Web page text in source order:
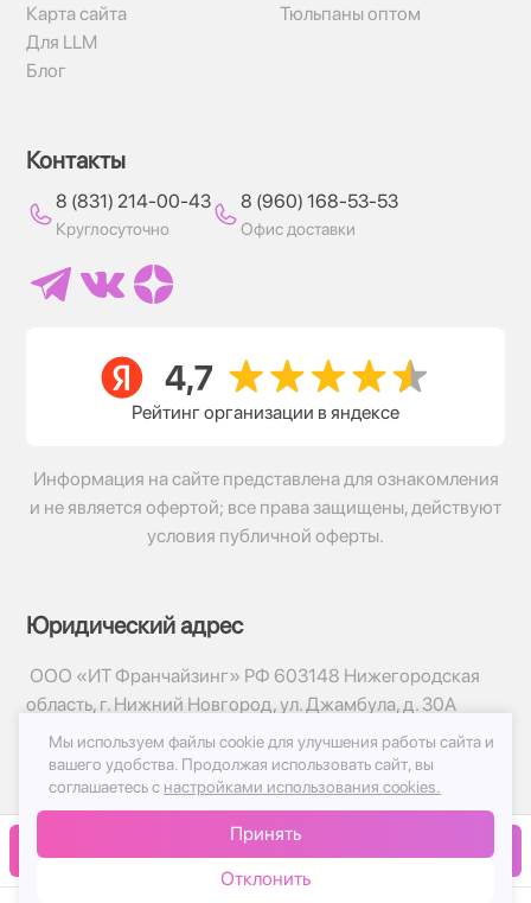
В корзину
Карта сайта
Для LLM
Блог
Тюльпаны оптом
Контакты
8 (831) 214-00-43
Круглосуточно
8 (960) 168-53-53
Офис доставки
Рейтинг организации в яндексе
Информация на сайте представлена для ознакомления
и не является офертой; все права защищены, действуют
условия публичной оферты.
Юридический адрес
ООО «ИТ Франчайзинг» РФ 603148 Нижегородская
область, г. Нижний Новгород, ул. Джамбула, д. 30А
© 2017-2026г, База Цветов 24.ру
Политика конфиденциальности
Публичная оферта
Мы используем файлы cookie для улучшения работы сайта и
вашего удобства. Продолжая использовать сайт, вы
соглашаетесь с настройками использования cookies.
Принять
Отклонить